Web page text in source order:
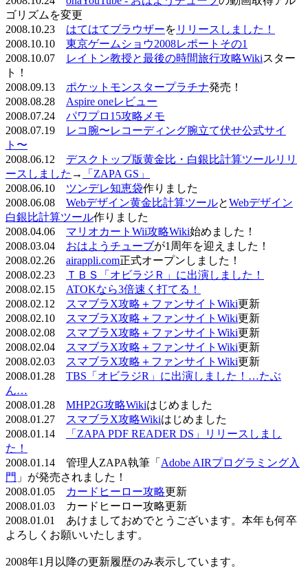
ゴリズムを変更
2008.10.23 はてはてブラウザーを リリースしました！
2008.10.10 東京ゲームショウ2008レポートその1
2008.10.07
レイトン教授と最後の時間旅行攻略Wikiスター
ト！
2008.09.13 ポケットモンスタープラチナ発売！
2008.08.28 Aspire oneレビュー
2008.07.24 パワプロ15攻略メモ
2008.07.19
レコ腕〜レコーディング腕立て伏せ公式サイ
ト〜
2008.06.12 デスクトップ版黄金比・白銀比計算ツールリリ
ースしました →
「ZAPA GS」
2008.06.10 ツンデレ知恵袋作りました
2008.06.08 Webデザイン黄金比計算ツールとWebデザイン
白銀比計算ツール作りました
2008.04.06 マリオカートWii攻略Wiki始めました！
2008.03.04 おはようチューブが1周年を迎えました！
2008.02.26 airappli.com正式オープンしました！
2008.02.23
ＴＢＳ「オビラジＲ」に出演しました！
2008.02.15 ATOKなら3倍速く打てる！
2008.02.12
スマブラX攻略＋ファンサイトWiki更新
2008.02.10
スマブラX攻略＋ファンサイトWiki更新
2008.02.08
スマブラX攻略＋ファンサイトWiki更新
2008.02.04
スマブラX攻略＋ファンサイトWiki更新
2008.02.03
スマブラX攻略＋ファンサイトWiki更新
2008.01.28 TBS「オビラジR」に出演しました！…たぶ
ん…
2008.01.28 MHP2G攻略Wikiはじめました
2008.01.27
スマブラX攻略Wikiはじめました
2008.01.14
「ZAPA PDF READER DS」リリースしまし
た！
2008.01.14 管理人ZAPA執筆「 Adobe AIRプログラミング入
門 」が発売されました！
2008.01.05
カードヒーロー攻略更新
2008.01.03 カードヒーロー攻略更新
2008.01.01 あけましておめでとうございます。本年も何卒
よろしくお願いいたします。
2008年1月以降の更新履歴のみ表示しています。